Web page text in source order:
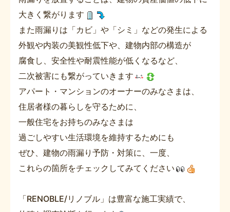
大きく繋がります
また雨漏りは「カビ」や「シミ」などの発生による
外観や内装の美観性低下や、建物内部の構造が
腐食し、安全性や耐震性能が低くなるなど、
二次被害にも繋がっていきます
アパート・マンションのオーナーのみなさまは、
住居者様の暮らしを守るために、
一般住宅をお持ちのみなさまは
過ごしやすい生活環境を維持するためにも
ぜひ、建物の雨漏り予防・対策に、一度、
これらの箇所をチェックしてみてください
「RENOBLE/リノブル」は豊富な施工実績で、